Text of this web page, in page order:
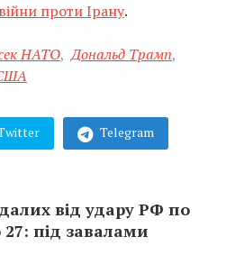
проти Ірану.
НАТО, Дональд Трамп,
Telegram
від удару РФ по
під завалами